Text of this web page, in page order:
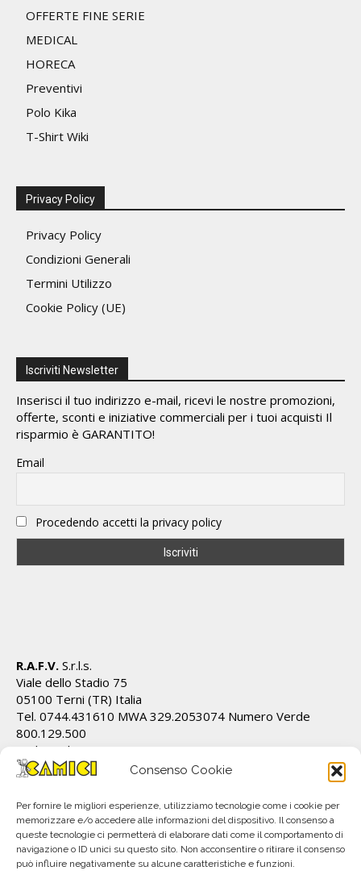
Consenso Cookie
Per fornire le migliori esperienze, utilizziamo tecnologie come i cookie per
memorizzare e/o accedere alle informazioni del dispositivo. Il consenso a
queste tecnologie ci permetterà di elaborare dati come il comportamento di
navigazione o ID unici su questo sito. Non acconsentire o ritirare il consenso
può influire negativamente su alcune caratteristiche e funzioni.
OFFERTE FINE SERIE
MEDICAL
HORECA
Preventivi
Polo Kika
T-Shirt Wiki
Privacy Policy
Privacy Policy
Condizioni Generali
Termini Utilizzo
Cookie Policy (UE)
Iscriviti Newsletter
Inserisci il tuo indirizzo e-mail, ricevi le nostre promozioni,
offerte, sconti e iniziative commerciali per i tuoi acquisti Il
risparmio è GARANTITO!
Email
Procedendo accetti la privacy policy
R.A.F.V. S.r.l.s.
Viale dello Stadio 75
05100 Terni (TR) Italia
Tel. 0744.431610 MWA 329.2053074 Numero Verde
800.129.500
Cod.Fiscale/P.IVA IT01628820555 REA TR 112162
info@ecamici.it www.ecamici.it